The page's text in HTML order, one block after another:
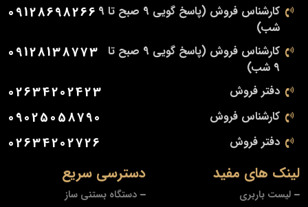
دسترسی سریع
دستگاه بستنی ساز
لینک های مفید
لیست باربری
کارشناس فروش (پاسخ گویی 9 صبح تا 9
شب)
09128698266
کارشناس فروش (پاسخ گویی 9 صبح تا
9 شب)
09128138773
دفتر فروش 02634202423
کارشناس فروش 09025058790
دفتر فروش 02634202726